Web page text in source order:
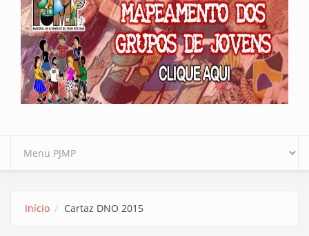
Início Cartaz DNO 2015